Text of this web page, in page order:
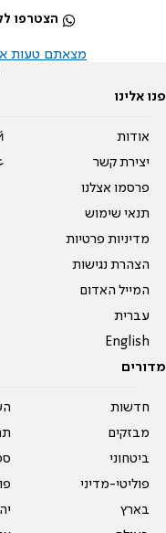
הצטרפו
מצאתם טעות
פנו אלינו
אודות
יצירת קשר
פרסמו אצלנו
תנאי שימוש
מדיניות פרטיות
הצהרת נגישות
המייל האדום
עברית
English
מדורים
חדשות
מבזקים
ביטחוני
פוליטי-מדיני
בארץ